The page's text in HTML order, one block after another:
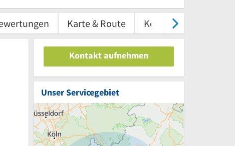
Karte & Route Kontakt
Kontakt aufnehmen
Unser Servicegebiet